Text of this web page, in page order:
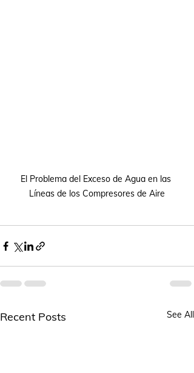
El Problema del Exceso de Agua en las
Líneas de los Compresores de Aire
Recent Posts See All